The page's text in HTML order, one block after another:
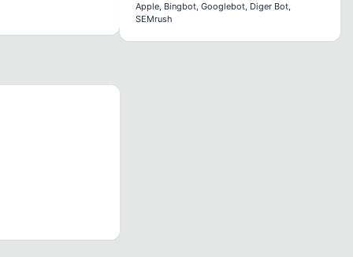
Apple, Bingbot, Googlebot, Diger Bot,
SEMrush